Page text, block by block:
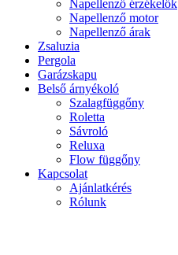
Napellenző érzékelők
Napellenző motor
Napellenző árak
Zsaluzia
Pergola
Garázskapu
Belső árnyékoló
Szalagfüggőny
Roletta
Sávroló
Reluxa
Flow függőny
Kapcsolat
Ajánlatkérés
Rólunk